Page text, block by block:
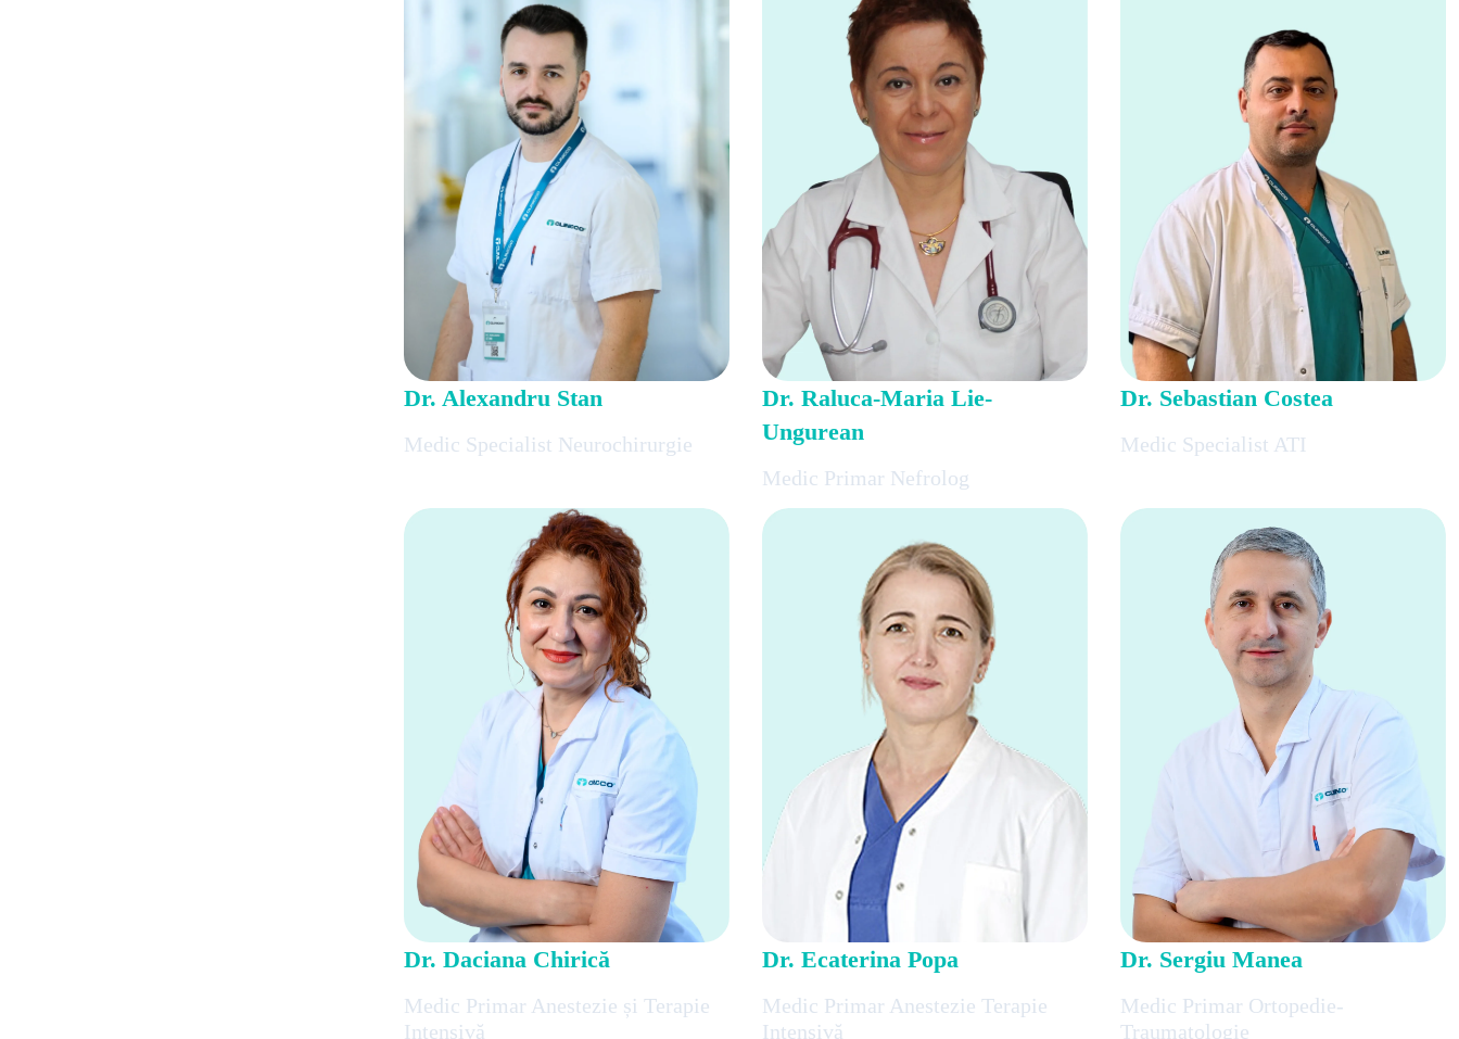
Dr. Alexandru Stan
Medic Specialist Neurochirurgie
Dr. Raluca-Maria Lie-
Ungurean
Medic Primar Nefrolog
Dr. Sebastian Costea
Medic Specialist ATI
Dr. Daciana Chirică
Medic Primar Anestezie și Terapie
Intensivă
Dr. Ecaterina Popa
Medic Primar Anestezie Terapie
Intensivă
Dr. Sergiu Manea
Medic Primar Ortopedie-
Traumatologie